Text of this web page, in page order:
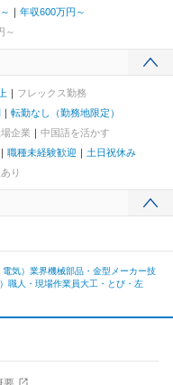
年収600万円～
～
フレックス勤務
転勤なし（勤務地限定）
場企業
中国語を活かす
職種未経験歓迎
土日祝休み
り
電気）業界機械部品・金型メーカー技
職人・現場作業員大工・とび・左